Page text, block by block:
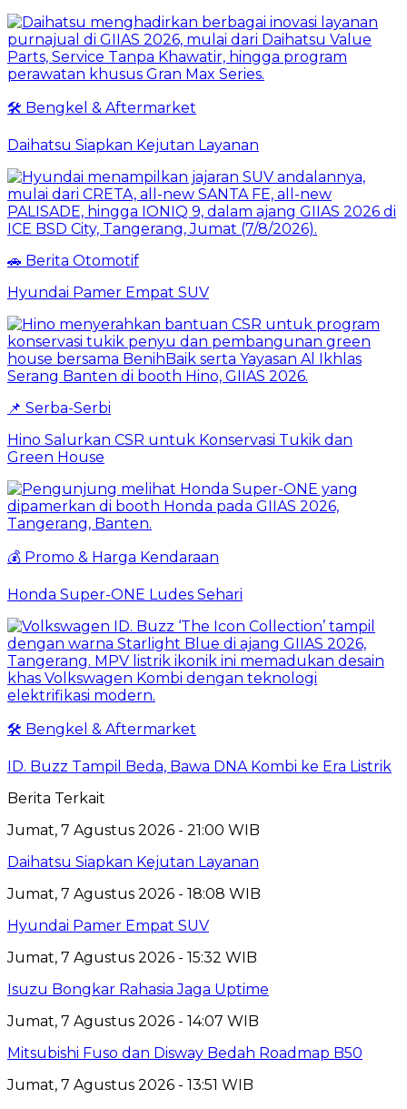
🛠️ Bengkel & Aftermarket
Daihatsu Siapkan Kejutan Layanan
🚗 Berita Otomotif
Hyundai Pamer Empat SUV
📌 Serba-Serbi
Hino Salurkan CSR untuk Konservasi Tukik dan
Green House
💰 Promo & Harga Kendaraan
Honda Super-ONE Ludes Sehari
🛠️ Bengkel & Aftermarket
ID. Buzz Tampil Beda, Bawa DNA Kombi ke Era Listrik
Berita Terkait
Jumat, 7 Agustus 2026 - 21:00 WIB
Daihatsu Siapkan Kejutan Layanan
Jumat, 7 Agustus 2026 - 18:08 WIB
Hyundai Pamer Empat SUV
Jumat, 7 Agustus 2026 - 15:32 WIB
Isuzu Bongkar Rahasia Jaga Uptime
Jumat, 7 Agustus 2026 - 14:07 WIB
Mitsubishi Fuso dan Disway Bedah Roadmap B50
Jumat, 7 Agustus 2026 - 13:51 WIB